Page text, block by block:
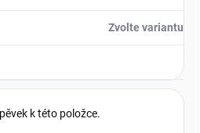
Zvolte variantu
k této položce.